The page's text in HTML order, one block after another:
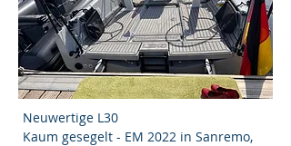
Neuwertige L30
Kaum gesegelt - EM 2022 in Sanremo,